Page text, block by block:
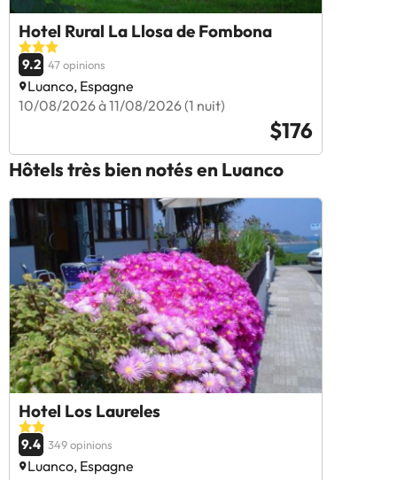
Hotel Rural La Llosa de Fombona
9.2 47 opinions
Luanco, Espagne
10/08/2026 à 11/08/2026 (1 nuit)
$176
Hôtels très bien notés en Luanco
Hotel Los Laureles
9.4 349 opinions
Luanco, Espagne